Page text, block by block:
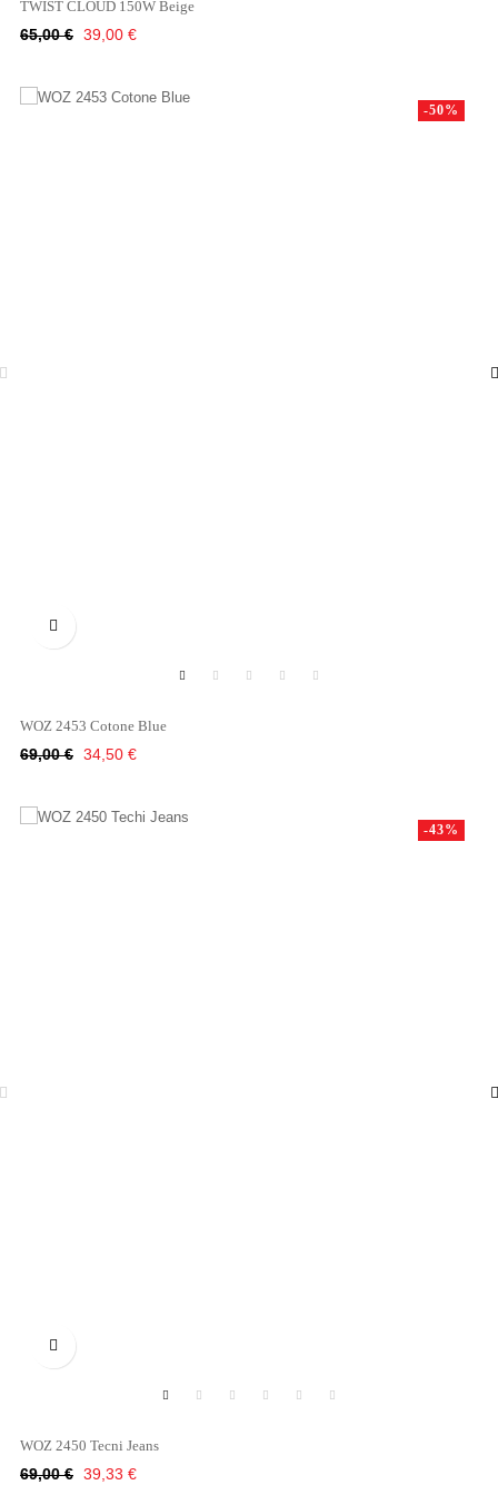
TWIST CLOUD 150W Beige
Κανονική
65,00 € Τιμή
39,00 €

WOZ 2453 Cotone Blue
Κανονική
69,00 €
-50%
Τιμή
34,50 €

WOZ 2450 Tecni Jeans
Κανονική
69,00 €
-43%
Τιμή
39,33 €